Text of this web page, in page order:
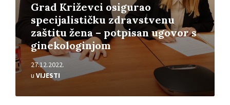
Grad Križevci osigurao
specijalističku zdravstvenu
zaštitu žena – potpisan ugovor s
ginekologinjom
27.12.2022.
u VIJESTI